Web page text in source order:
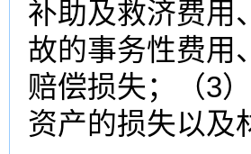
补助及救济费用
故的事务性费用
赔偿损失；（3
资产的损失以及